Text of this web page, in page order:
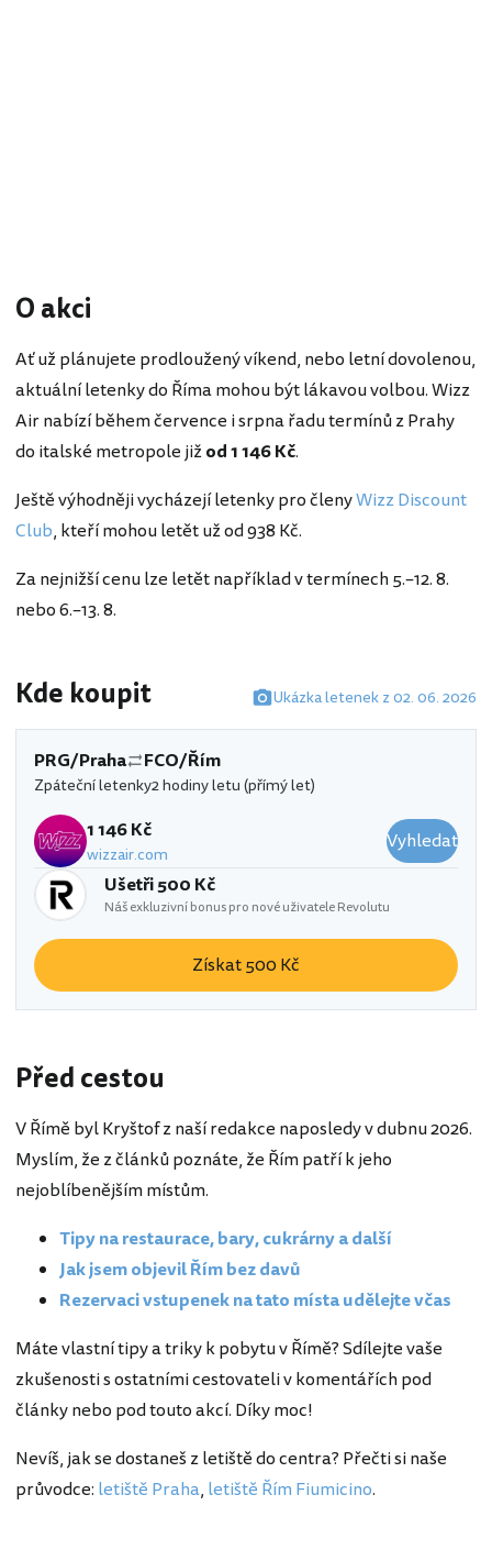
O akci
Ať už plánujete prodloužený víkend, nebo letní dovolenou,
aktuální letenky do Říma mohou být lákavou volbou. Wizz
Air nabízí během července i srpna řadu termínů z Prahy
do italské metropole jižod 1 146 Kč.
Ještě výhodněji vycházejí letenky pro členyWizz Discount
Club, kteří mohou letět už od 938 Kč.
Za nejnižší cenu lze letět například v termínech 5.–12. 8.
nebo 6.–13. 8.
Kde koupit Ukázka letenek z 02. 06. 2026
PRG/Praha FCO/Řím
Zpáteční letenky2 hodiny letu (přímý let)
1 146 Kč
wizzair.com
Vyhledat
Ušetři 500 Kč
Náš exkluzivní bonus pro nové uživatele Revolutu
Získat 500 Kč
Před cestou
V Římě byl Kryštof z naší redakce naposledy v dubnu 2026.
Myslím, že z článků poznáte, že Řím patří k jeho
nejoblíbenějším místům.
Tipy na restaurace, bary, cukrárny a další
Jak jsem objevil Řím bez davů
Rezervaci vstupenek na tato místa udělejte včas
Máte vlastní tipy a triky k pobytu v Římě? Sdílejte vaše
zkušenosti s ostatními cestovateli v komentářích pod
články nebo pod touto akcí. Díky moc!
Nevíš, jak se dostaneš z letiště do centra? Přečti si naše
průvodce: letiště Praha, letiště Řím Fiumicino.